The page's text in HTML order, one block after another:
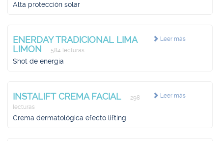
Alta protección solar
Leer más
ENERDAY TRADICIONAL LIMA
LIMON
584 lecturas
Shot de energía
Leer más
INSTALIFT CREMA FACIAL
298
lecturas
Crema dermatológica efecto lifting